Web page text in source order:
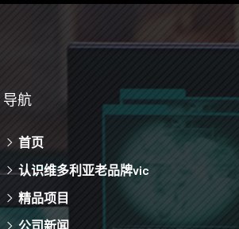
导航
首页
认识维多利亚老品牌vic
精品项目
公司新闻